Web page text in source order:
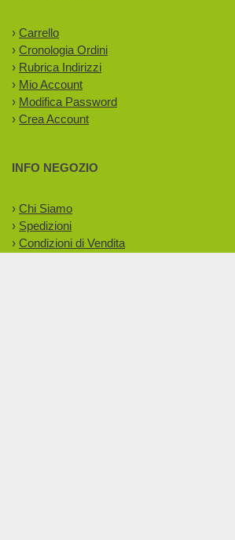
› Carrello
› Cronologia Ordini
› Rubrica Indirizzi
› Mio Account
› Modifica Password
› Crea Account
INFO NEGOZIO
› Chi Siamo
› Spedizioni
› Condizioni di Vendita